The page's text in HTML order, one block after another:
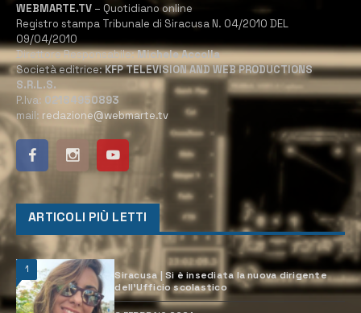
WEBMARTE.TV – Quotidiano online
Registro stampa Tribunale di Siracusa N. 04/2010 DEL
09/04/2010
Direttore Responsabile:Michele Accolla
Società editrice:KFP TELEVISION AND WEB PRODUCTIONS
S.R.L.S.
P.Iva: 02184950893
mail: redazione@webmarte.tv
ARTICOLI PIÙ LETTI
1
Siracusa | Si è insediata la nuova dirigente
dell’Ufficio scolastico